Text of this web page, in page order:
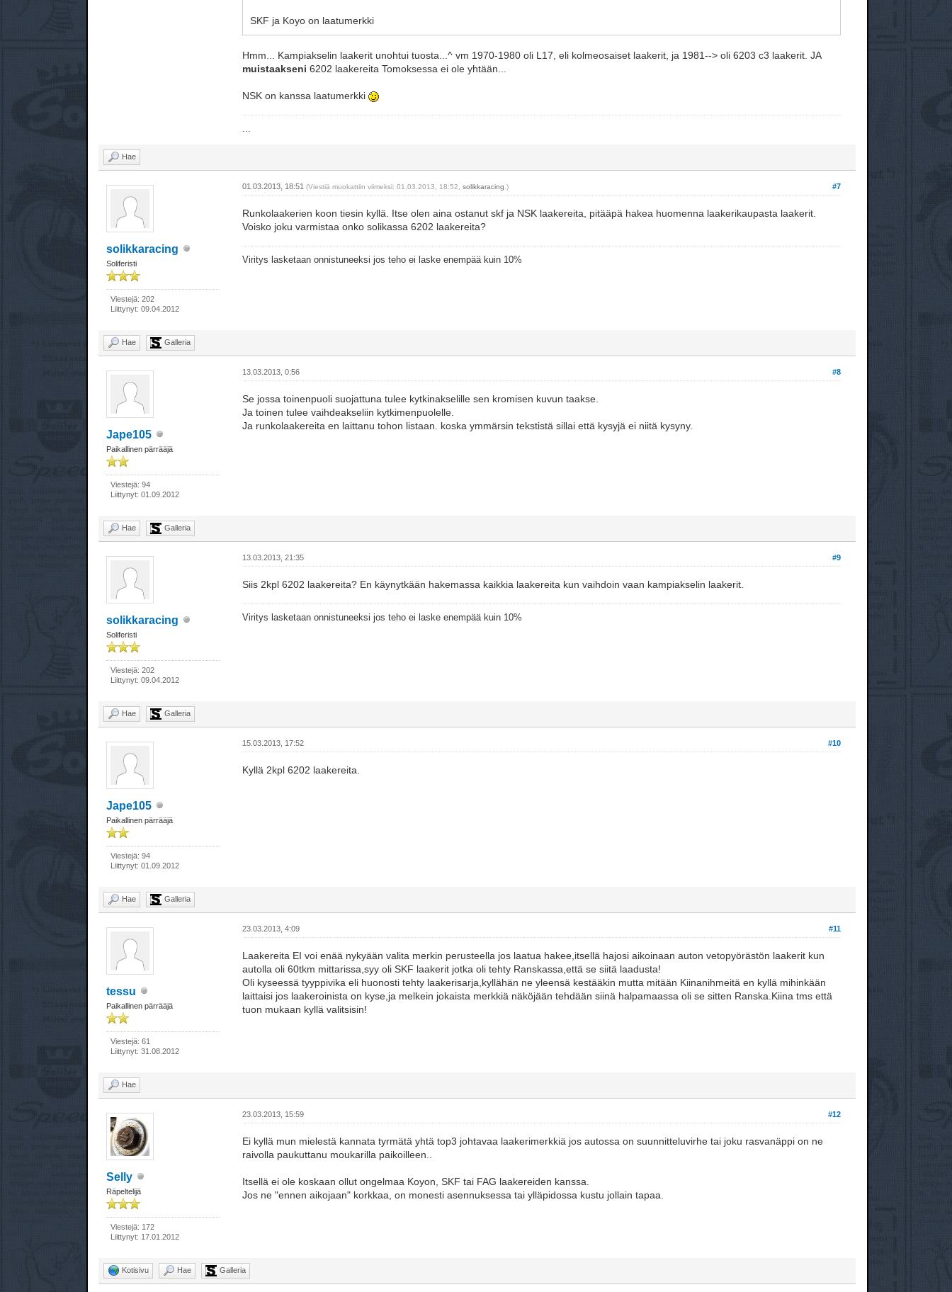
SKF ja Koyo on laatumerkki
Hmm... Kampiakselin laakerit unohtui tuosta...^ vm 1970-1980 oli L17, eli kolmeosaiset laakerit, ja 1981--> oli 6203 c3 laakerit. JA
muistaakseni 6202 laakereita Tomoksessa ei ole yhtään...
NSK on kanssa laatumerkki
Hae
solikkaracing
Soliferisti
Viestejä: 202
Liittynyt: 09.04.2012
#7
01.03.2013, 18:51(Viestiä muokattiin viimeksi: 01.03.2013, 18:52,solikkaracing .)
Runkolaakerien koon tiesin kyllä. Itse olen aina ostanut skf ja NSK laakereita, pitääpä hakea huomenna laakerikaupasta laakerit.
Voisko joku varmistaa onko solikassa 6202 laakereita?
Viritys lasketaan onnistuneeksi jos teho ei laske enempää kuin 10%
Hae Galleria
Jape105
Paikallinen pärrääjä
Viestejä: 94
Liittynyt: 01.09.2012
#8
13.03.2013, 0:56
Se jossa toinenpuoli suojattuna tulee kytkinakselille sen kromisen kuvun taakse.
Ja toinen tulee vaihdeakseliin kytkimenpuolelle.
Ja runkolaakereita en laittanu tohon listaan. koska ymmärsin tekstistä sillai että kysyjä ei niitä kysyny.
Hae Galleria
solikkaracing
Soliferisti
Viestejä: 202
Liittynyt: 09.04.2012
#9
13.03.2013, 21:35
Siis 2kpl 6202 laakereita? En käynytkään hakemassa kaikkia laakereita kun vaihdoin vaan kampiakselin laakerit.
Viritys lasketaan onnistuneeksi jos teho ei laske enempää kuin 10%
Hae Galleria
Jape105
Paikallinen pärrääjä
Viestejä: 94
Liittynyt: 01.09.2012
#10
15.03.2013, 17:52
Kyllä 2kpl 6202 laakereita.
Hae Galleria
tessu
Paikallinen pärrääjä
Viestejä: 61
Liittynyt: 31.08.2012
#11
23.03.2013, 4:09
Laakereita EI voi enää nykyään valita merkin perusteella jos laatua hakee,itsellä hajosi aikoinaan auton vetopyörästön laakerit kun
autolla oli 60tkm mittarissa,syy oli SKF laakerit jotka oli tehty Ranskassa,että se siitä laadusta!
Oli kyseessä tyyppivika eli huonosti tehty laakerisarja,kyllähän ne yleensä kestääkin mutta mitään Kiinanihmeitä en kyllä mihinkään
laittaisi jos laakeroinista on kyse,ja melkein jokaista merkkiä näköjään tehdään siinä halpamaassa oli se sitten Ranska.Kiina tms että
tuon mukaan kyllä valitsisin!
Hae
Selly
Räpeltelijä
Viestejä: 172
Liittynyt: 17.01.2012
#12
23.03.2013, 15:59
Ei kyllä mun mielestä kannata tyrmätä yhtä top3 johtavaa laakerimerkkiä jos autossa on suunnitteluvirhe tai joku rasvanäppi on ne
raivolla paukuttanu moukarilla paikoilleen..
Itsellä ei ole koskaan ollut ongelmaa Koyon, SKF tai FAG laakereiden kanssa.
Jos ne "ennen aikojaan" korkkaa, on monesti asennuksessa tai ylläpidossa kustu jollain tapaa.
Kotisivu Hae Galleria